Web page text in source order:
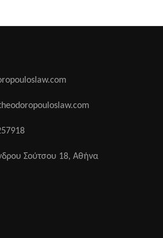
Σούτσου 18, Αθήνα